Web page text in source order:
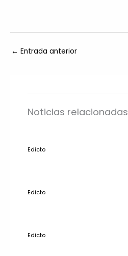
← Entrada anterior
Noticias relacionadas
Edicto
Edicto
Edicto